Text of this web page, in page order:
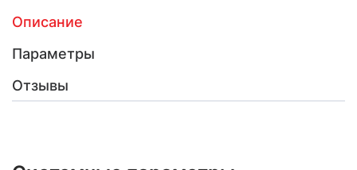
Описание
Параметры
Отзывы